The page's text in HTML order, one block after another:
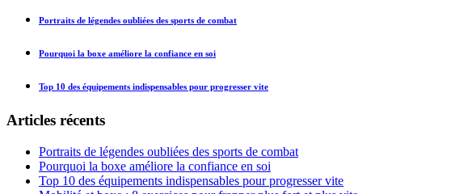
Portraits de légendes oubliées des sports de combat
Pourquoi la boxe améliore la confiance en soi
Top 10 des équipements indispensables pour progresser vite
Articles récents
Portraits de légendes oubliées des sports de combat
Pourquoi la boxe améliore la confiance en soi
Top 10 des équipements indispensables pour progresser vite